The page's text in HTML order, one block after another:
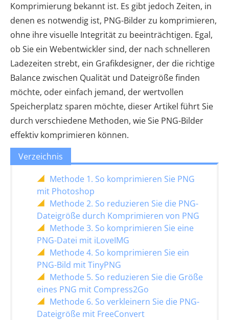
Komprimierung bekannt ist. Es gibt jedoch Zeiten, in
denen es notwendig ist, PNG-Bilder zu komprimieren,
ohne ihre visuelle Integrität zu beeinträchtigen. Egal,
ob Sie ein Webentwickler sind, der nach schnelleren
Ladezeiten strebt, ein Grafikdesigner, der die richtige
Balance zwischen Qualität und Dateigröße finden
möchte, oder einfach jemand, der wertvollen
Speicherplatz sparen möchte, dieser Artikel führt Sie
durch verschiedene Methoden, wie Sie PNG-Bilder
effektiv komprimieren können.
Verzeichnis
Methode 1. So komprimieren Sie PNG
mit Photoshop
Methode 2. So reduzieren Sie die PNG-
Dateigröße durch Komprimieren von PNG
Methode 3. So komprimieren Sie eine
PNG-Datei mit iLoveIMG
Methode 4. So komprimieren Sie ein
PNG-Bild mit TinyPNG
Methode 5. So reduzieren Sie die Größe
eines PNG mit Compress2Go
Methode 6. So verkleinern Sie die PNG-
Dateigröße mit FreeConvert